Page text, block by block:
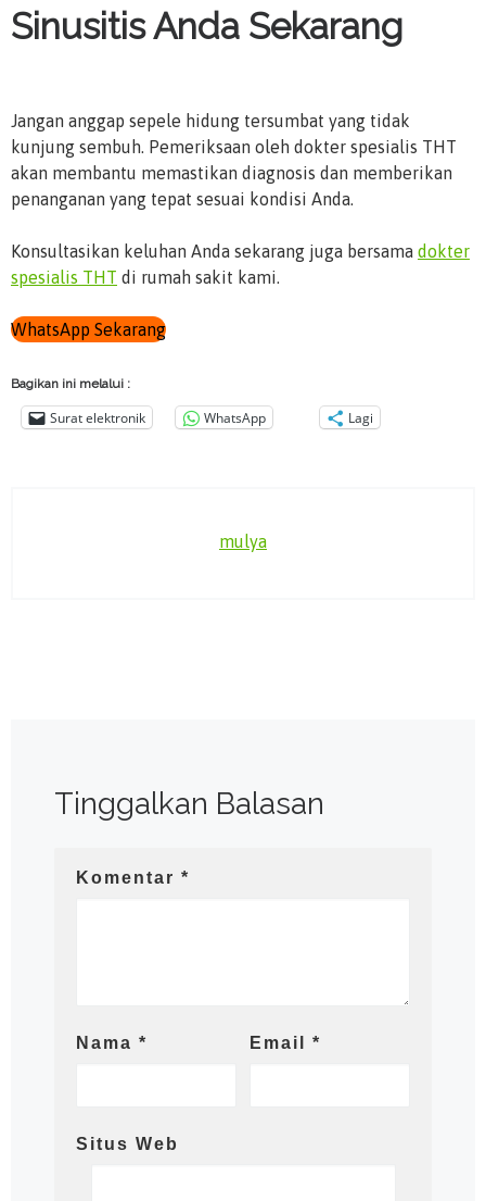
Sinusitis Anda Sekarang
Jangan anggap sepele hidung tersumbat yang tidak
kunjung sembuh. Pemeriksaan oleh dokter spesialis THT
akan membantu memastikan diagnosis dan memberikan
penanganan yang tepat sesuai kondisi Anda.
Konsultasikan keluhan Anda sekarang juga bersama dokter
spesialis THT di rumah sakit kami.
WhatsApp Sekarang
Bagikan ini melalui :
Surat elektronik WhatsApp Lagi
mulya
Tinggalkan Balasan
Komentar *
Nama * Email*
Situs Web